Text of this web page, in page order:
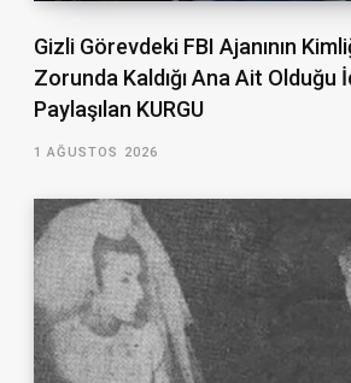
Gizli Görevdeki FBI Ajanının
Zorunda Kaldığı Ana Ait Olduğu
Paylaşılan KURGU
1 AĞUSTOS 2026